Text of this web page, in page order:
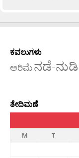
ಕವಲುಗಳು
ಅರಿಮೆನಡೆ-ನುಡಿ
ತೇದಿಮಣೆ
M
T